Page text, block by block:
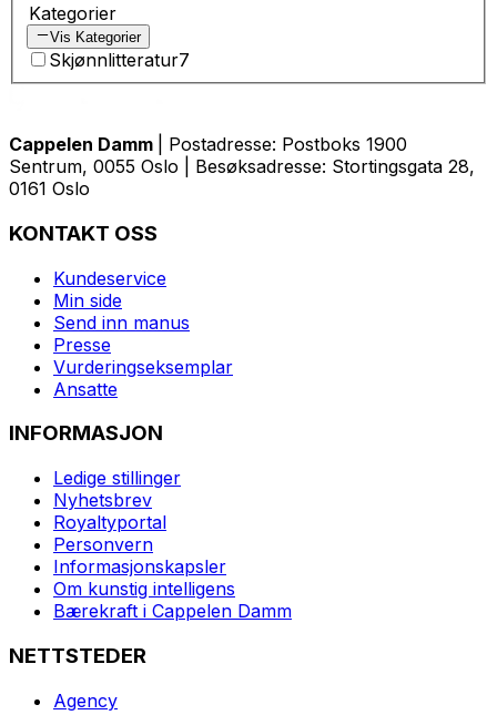
Kategorier
Vis Kategorier
Skjønnlitteratur7
Cappelen Damm
| Postadresse: Postboks 1900
Sentrum, 0055 Oslo | Besøksadresse: Stortingsgata 28,
0161 Oslo
KONTAKT OSS
Kundeservice
Min side
Send inn manus
Presse
Vurderingseksemplar
Ansatte
INFORMASJON
Ledige stillinger
Nyhetsbrev
Royaltyportal
Personvern
Informasjonskapsler
Om kunstig intelligens
Bærekraft i Cappelen Damm
NETTSTEDER
Agency